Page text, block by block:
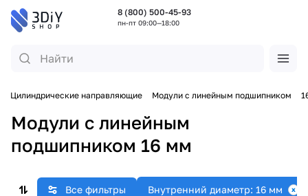
8 (800) 500-45-93
пн-пт 09:00—18:00
Цилиндрические направляющие Модули с линейным подшипником
Модули с линейным
подшипником 16 мм
Все фильтры Внутренний диаметр: 16 мм